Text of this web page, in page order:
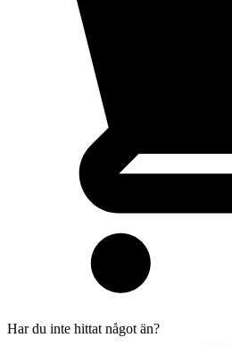
Har du inte hittat något än?